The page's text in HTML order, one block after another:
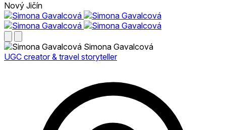
Nový Jičín
Simona Gavalcová
UGC creator & travel storyteller